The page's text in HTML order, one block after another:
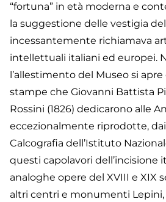
“fortuna” in età moderna e
la suggestione delle vestigia
incessantemente richiamava
intellettuali italiani ed europei.
l’allestimento del Museo si
stampe che Giovanni Battista
Rossini (1826) dedicarono alle
eccezionalmente riprodotte,
Calcografia dell’Istituto
questi capolavori dell’incisione
analoghe opere del XVIII e XIX
altri centri e monumenti Lepini,